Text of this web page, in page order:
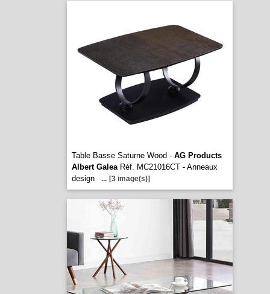
Table Basse Saturne Wood - AG Products
Albert GaleaRéf. MC21016CT - Anneaux
design
... [3 image(s)]